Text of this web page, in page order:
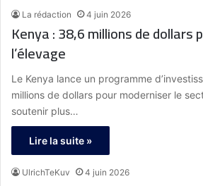
La rédaction 4 juin 2026
Kenya : 38,6 millions de dollars
l’élevage
Le Kenya lance un programme
millions de dollars pour moderniser le
soutenir plus…
Lire la suite »
UlrichTeKuv 4 juin 2026